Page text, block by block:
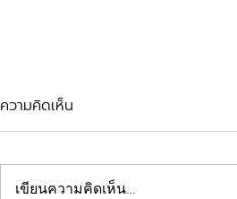
รีวิวตัดเหงือก
ความคิดเห็น
เขียนความคิดเห็น…